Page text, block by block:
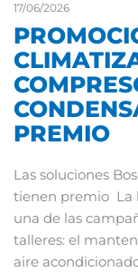
17/06/2026
PREMIO
Las soluciones
tienen premio La
una de las
talleres: el
aire